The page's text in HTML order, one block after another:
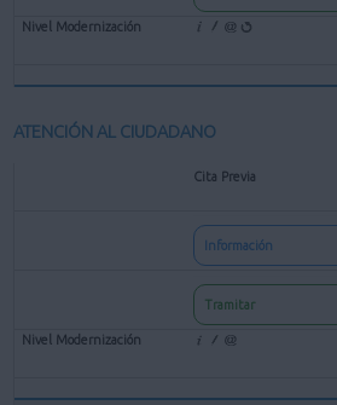
ATENCIÓN AL CIUDADANO
Cita Previa
Información
Tramitar